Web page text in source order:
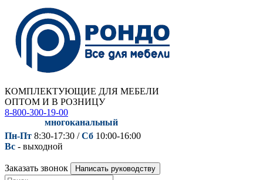
КОМПЛЕКТУЮЩИЕ ДЛЯ МЕБЕЛИ
ОПТОМ И В РОЗНИЦУ
8-800-300-19-00
многоканальный
Пн-Пт 8:30-17:30 /Сб 10:00-16:00
Вс - выходной
Заказать звонок Написать руководству